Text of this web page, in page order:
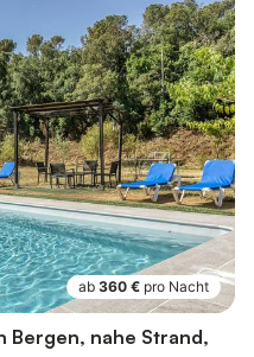
ab 360 € pro Nacht
Bergen, nahe Strand,